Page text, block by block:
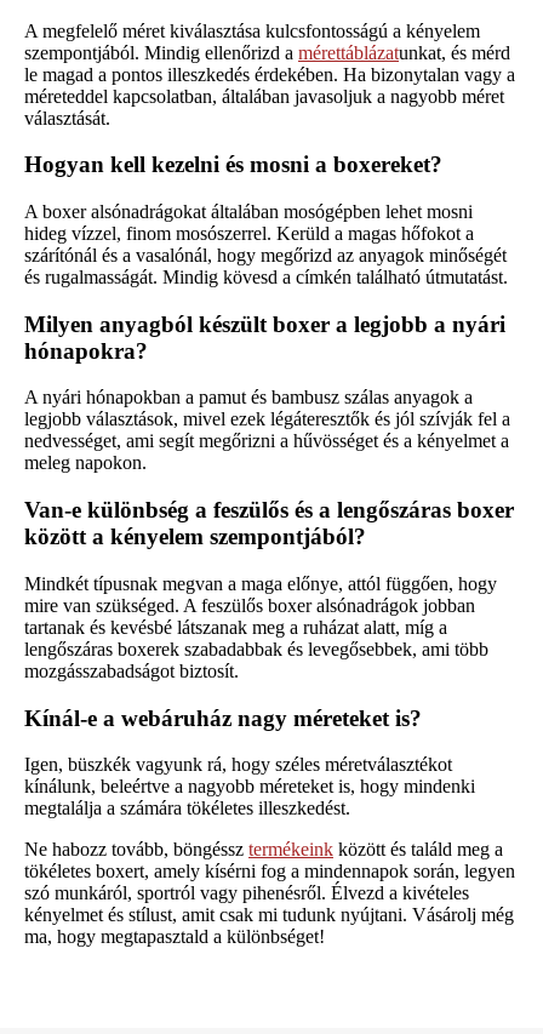
A megfelelő méret kiválasztása kulcsfontosságú a kényelem
szempontjából. Mindig ellenőrizd a mérettáblázatunkat, és mérd
le magad a pontos illeszkedés érdekében. Ha bizonytalan vagy a
méreteddel kapcsolatban, általában javasoljuk a nagyobb méret
választását.
Hogyan kell kezelni és mosni a boxereket?
A boxer alsónadrágokat általában mosógépben lehet mosni
hideg vízzel, finom mosószerrel. Kerüld a magas hőfokot a
szárítónál és a vasalónál, hogy megőrizd az anyagok minőségét
és rugalmasságát. Mindig kövesd a címkén található útmutatást.
Milyen anyagból készült boxer a legjobb a nyári
hónapokra?
A nyári hónapokban a pamut és bambusz szálas anyagok a
legjobb választások, mivel ezek légáteresztők és jól szívják fel a
nedvességet, ami segít megőrizni a hűvösséget és a kényelmet a
meleg napokon.
Van-e különbség a feszülős és a lengőszáras boxer
között a kényelem szempontjából?
Mindkét típusnak megvan a maga előnye, attól függően, hogy
mire van szükséged. A feszülős boxer alsónadrágok jobban
tartanak és kevésbé látszanak meg a ruházat alatt, míg a
lengőszáras boxerek szabadabbak és levegősebbek, ami több
mozgásszabadságot biztosít.
Kínál-e a webáruház nagy méreteket is?
Igen, büszkék vagyunk rá, hogy széles méretválasztékot
kínálunk, beleértve a nagyobb méreteket is, hogy mindenki
megtalálja a számára tökéletes illeszkedést.
Ne habozz tovább, böngéssz termékeink között és találd meg a
tökéletes boxert, amely kísérni fog a mindennapok során, legyen
szó munkáról, sportról vagy pihenésről. Élvezd a kivételes
kényelmet és stílust, amit csak mi tudunk nyújtani. Vásárolj még
ma, hogy megtapasztald a különbséget!